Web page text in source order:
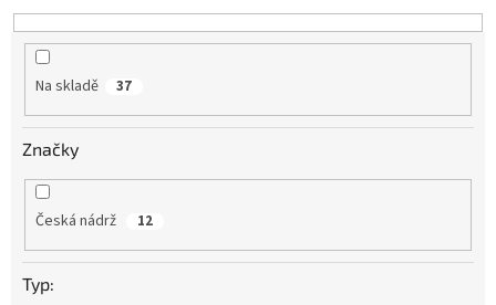
t
ů
Na skladě 37
Značky
Česká nádrž 12
Typ: